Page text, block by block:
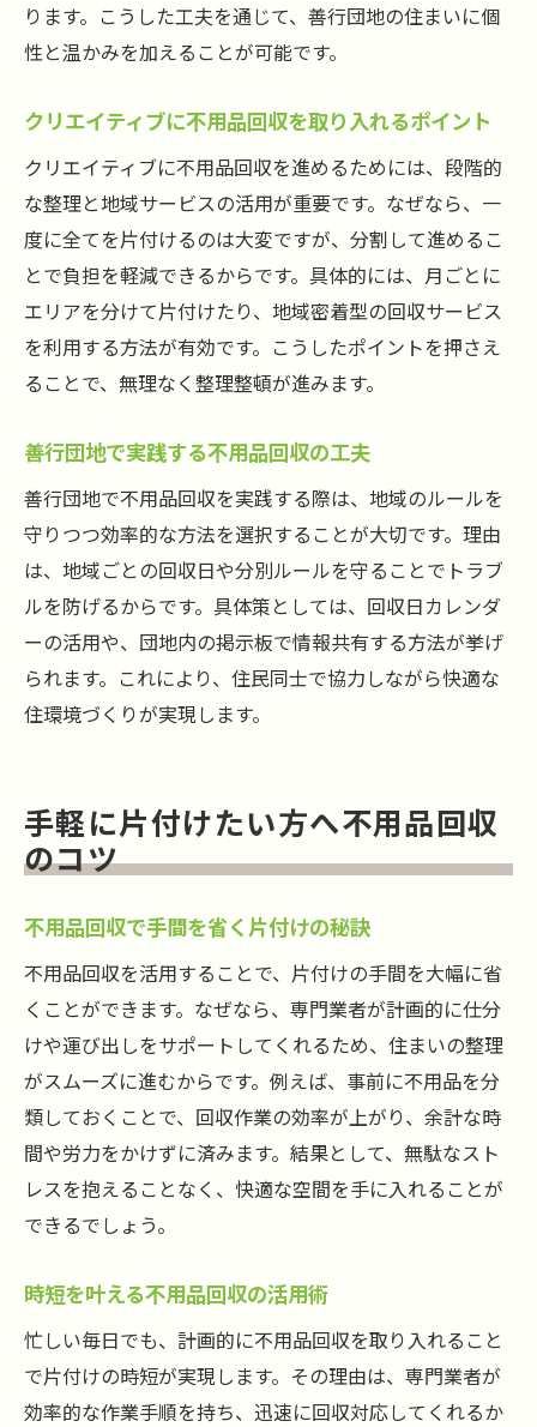
ります。こうした工夫を通じて、善行団地の住まいに個
性と温かみを加えることが可能です。
クリエイティブに不用品回収を取り入れるポイント
クリエイティブに不用品回収を進めるためには、段階的
な整理と地域サービスの活用が重要です。なぜなら、一
度に全てを片付けるのは大変ですが、分割して進めるこ
とで負担を軽減できるからです。具体的には、月ごとに
エリアを分けて片付けたり、地域密着型の回収サービス
を利用する方法が有効です。こうしたポイントを押さえ
ることで、無理なく整理整頓が進みます。
善行団地で実践する不用品回収の工夫
善行団地で不用品回収を実践する際は、地域のルールを
守りつつ効率的な方法を選択することが大切です。理由
は、地域ごとの回収日や分別ルールを守ることでトラブ
ルを防げるからです。具体策としては、回収日カレンダ
ーの活用や、団地内の掲示板で情報共有する方法が挙げ
られます。これにより、住民同士で協力しながら快適な
住環境づくりが実現します。
手軽に片付けたい方へ不用品回収
のコツ
不用品回収で手間を省く片付けの秘訣
不用品回収を活用することで、片付けの手間を大幅に省
くことができます。なぜなら、専門業者が計画的に仕分
けや運び出しをサポートしてくれるため、住まいの整理
がスムーズに進むからです。例えば、事前に不用品を分
類しておくことで、回収作業の効率が上がり、余計な時
間や労力をかけずに済みます。結果として、無駄なスト
レスを抱えることなく、快適な空間を手に入れることが
できるでしょう。
時短を叶える不用品回収の活用術
忙しい毎日でも、計画的に不用品回収を取り入れること
で片付けの時短が実現します。その理由は、専門業者が
効率的な作業手順を持ち、迅速に回収対応してくれるか